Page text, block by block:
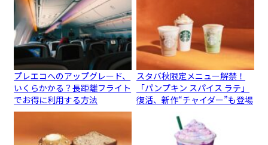
プレエコへのアップグレード、
いくらかかる？長距離フライト
でお得に利用する方法
スタバ秋限定メニュー解禁！
「パンプキン スパイス ラテ」
復活、新作“チャイダー”も登場